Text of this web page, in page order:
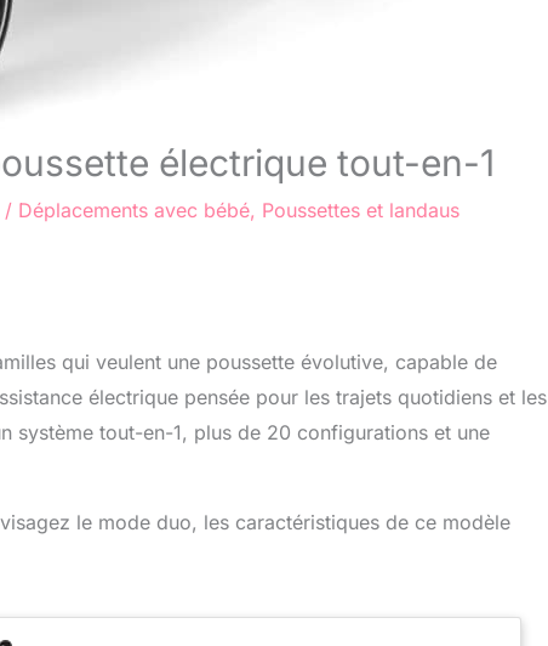
électrique tout-en-1
/ Déplacements avec bébé, Poussettes et landaus
qui veulent une poussette évolutive, capable de
électrique pensée pour les trajets quotidiens et les
système tout-en-1, plus de 20 configurations et une
le mode duo, les caractéristiques de ce modèle